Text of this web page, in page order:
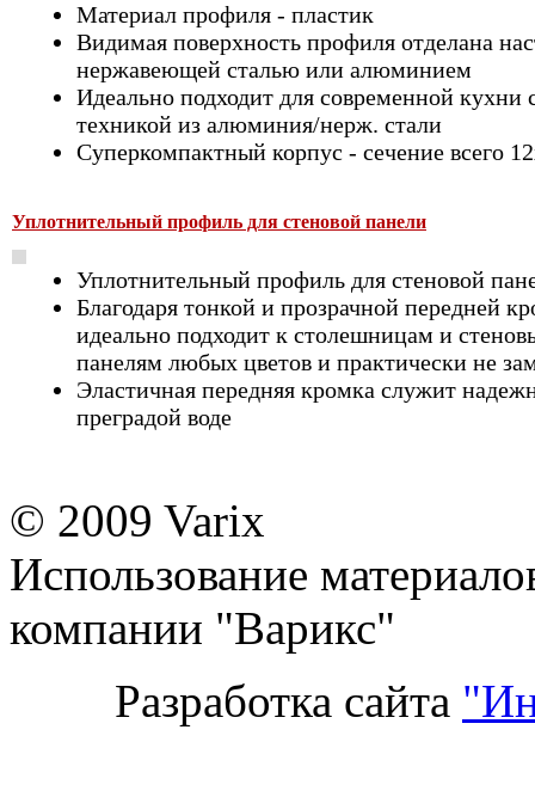
Материал профиля - пластик
Видимая поверхность профиля отделана
нержавеющей сталью или алюминием
Идеально подходит для современной кухни
техникой из алюминия/нерж. стали
Суперкомпактный корпус - сечение всего
Уплотнительный профиль для стеновой панели
Уплотнительный профиль для стеновой
Благодаря тонкой и прозрачной передней
идеально подходит к столешницам и
панелям любых цветов и практически не
Эластичная передняя кромка служит
преградой воде
© 2009 Varix
Использование
компании "Варикс"
Разработка сайта